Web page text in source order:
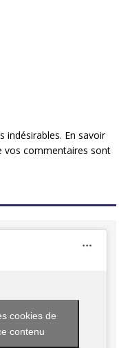
indésirables. En savoir
vos commentaires sont
cookies de
contenu